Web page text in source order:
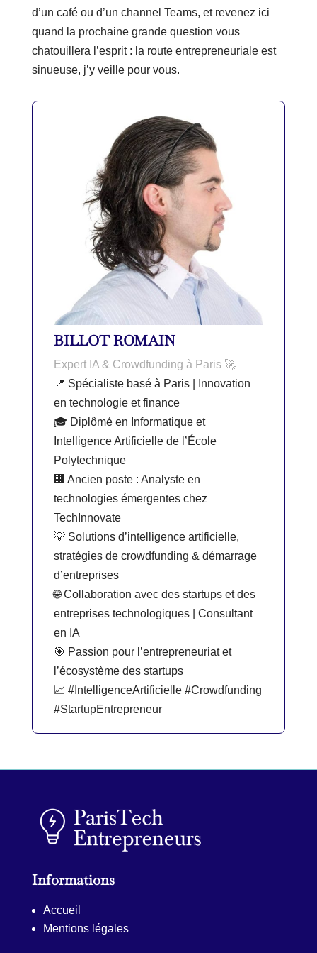
d’un café ou d’un channel Teams, et revenez ici
quand la prochaine grande question vous
chatouillera l’esprit : la route entrepreneuriale est
sinueuse, j’y veille pour vous.
BILLOT ROMAIN
Expert IA & Crowdfunding à Paris 🚀
📍 Spécialiste basé à Paris | Innovation
en technologie et finance
🎓 Diplômé en Informatique et
Intelligence Artificielle de l’École
Polytechnique
🏢 Ancien poste : Analyste en
technologies émergentes chez
TechInnovate
💡 Solutions d’intelligence artificielle,
stratégies de crowdfunding & démarrage
d’entreprises
🌐 Collaboration avec des startups et des
entreprises technologiques | Consultant
en IA
🎯 Passion pour l’entrepreneuriat et
l’écosystème des startups
📈 #IntelligenceArtificielle #Crowdfunding
#StartupEntrepreneur
Informations
Accueil
Mentions légales